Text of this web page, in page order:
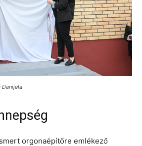
Danijela
orgonaépítőre emlékező